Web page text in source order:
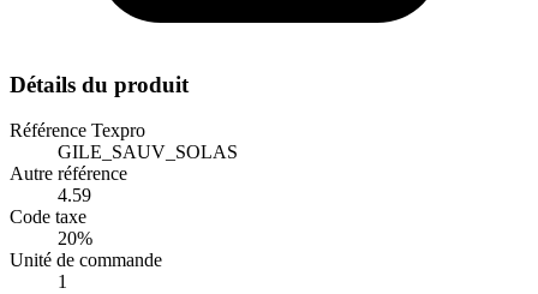
Détails du produit
Référence Texpro
GILE_SAUV_SOLAS
Autre référence
4.59
Code taxe
20%
Unité de commande
1